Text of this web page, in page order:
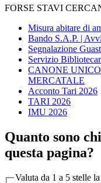
FORSE STAVI
Misura abitare di
Bando S.A.P. |
Segnalazione
Servizio
CANONE
MERCATALE
Acconto Tari 2026
TARI 2026
IMU 2026
Quanto sono
questa pagina?
Valuta da 1 a 5 stelle